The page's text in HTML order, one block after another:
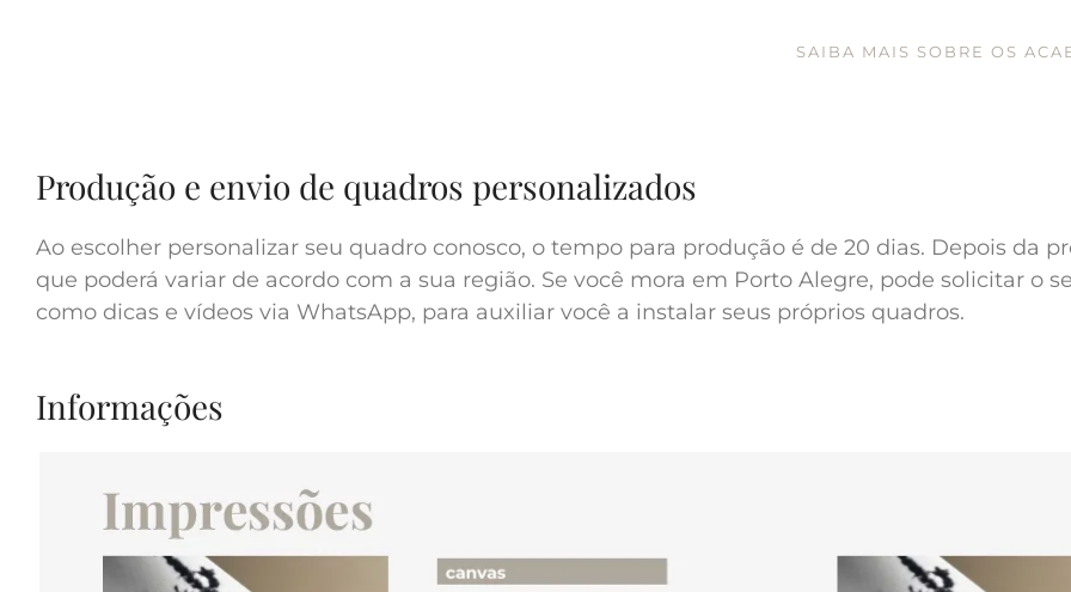
SAIBA MAIS SOBRE OS
Produção e envio de quadros personalizados
Ao escolher personalizar seu quadro conosco, o tempo para produção é de 20 dias. Depois da
que poderá variar de acordo com a sua região. Se você mora em Porto Alegre, pode solicitar o
como dicas e vídeos via WhatsApp, para auxiliar você a instalar seus próprios quadros.
Informações